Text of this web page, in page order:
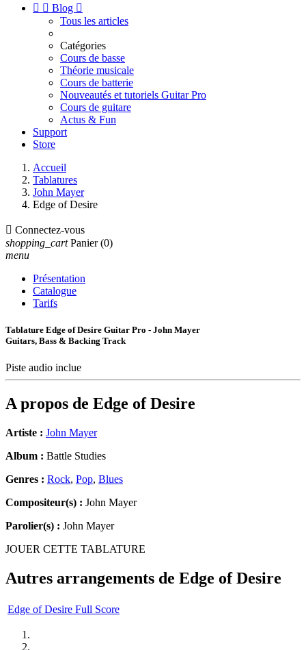
  Blog 
Tous les articles
Catégories
Cours de basse
Théorie musicale
Cours de batterie
Nouveautés et tutoriels Guitar Pro
Cours de guitare
Actus & Fun
Support
Store
Accueil
Tablatures
John Mayer
Edge of Desire
 Connectez-vous
shopping_cart Panier (0)
menu
Présentation
Catalogue
Tarifs
Tablature Edge of Desire Guitar Pro - John Mayer
Guitars, Bass & Backing Track
Piste audio inclue
A propos de Edge of Desire
Artiste : John Mayer
Album : Battle Studies
Genres : Rock, Pop, Blues
Compositeur(s) : John Mayer
Parolier(s) : John Mayer
JOUER CETTE TABLATURE
Autres arrangements de Edge of Desire
Edge of Desire Full Score